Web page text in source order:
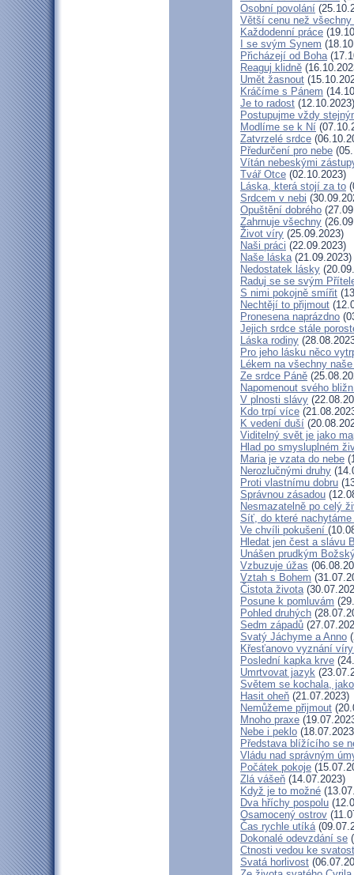
Osobní povolání
Větší cenu než všechny
Každodenní práce
I se svým Synem
Přicházejí od Boha
Reaguj klidně
Umět žasnout
Kráčíme s Pánem
Je to radost (12.10.2023)
Postupujme vždy
Modlíme se k Ní
Zatvrzelé srdce
Předurčení pro nebe
Vítán nebeskými
Tvář Otce (02.10.2023)
Láska, která stojí za to
Srdcem v nebi
Opuštění dobrého
Zahrnuje všechny
Život víry (25.09.2023)
Naši práci (22.09.2023)
Naše láska(21.09.2023)
Nedostatek lásky
Raduj se se svým
S nimi pokojně smířit
Nechtějí to přijmout
Pronesena naprázdno
Jejich srdce stále
Láska rodiny
Pro jeho lásku něco
Lékem na všechny
Ze srdce Páně
Napomenout svého
V plnosti slávy
Kdo trpí více
K vedení duší
Viditelný svět je jako
Hlad po smysluplném
Maria je vzata do nebe
Nerozlučnými druhy
Proti vlastnímu dobru
Správnou zásadou
Nesmazatelně po celý
Síť, do které
Ve chvíli pokušení
Hledat jen čest a slávu
Unášen prudkým
Vzbuzuje úžas
Vztah s Bohem
Čistota života
Posune k pomluvám
Pohled druhých
Sedm západů
Svatý Jáchyme a Anno
Křesťanovo vyznání
Poslední kapka krve
Umrtvovat jazyk
Světem se kochala,
Hasit oheň (21.07.2023)
Nemůžeme přijmout
Mnoho praxe
Nebe i peklo
Představa blížícího se
Vládu nad správným
Počátek pokoje
Zlá vášeň (14.07.2023)
Když je to možné
Dva hříchy pospolu
Osamocený ostrov
Čas rychle utíká
Dokonalé odevzdání se
Ctnosti vedou ke
Svatá horlivost